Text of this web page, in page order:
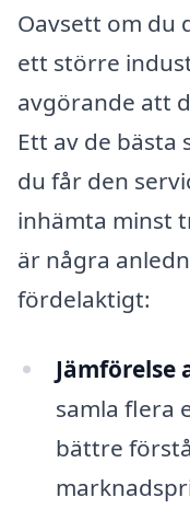
Oavsett om du
ett större
avgörande att
Ett av de
du får den
inhämta minst
är några
fördelaktigt:
Jämförelse
samla flera
bättre